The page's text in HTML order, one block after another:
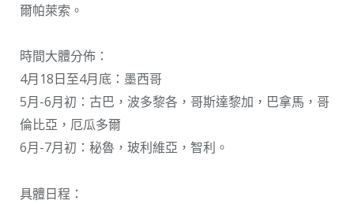
爾帕萊索。
時間大體分佈：
4月18日至4月底：墨西哥
5月-6月初：古巴，波多黎各，哥斯達黎加，巴拿馬，哥
倫比亞，厄瓜多爾
6月-7月初：秘魯，玻利維亞，智利。
具體日程：